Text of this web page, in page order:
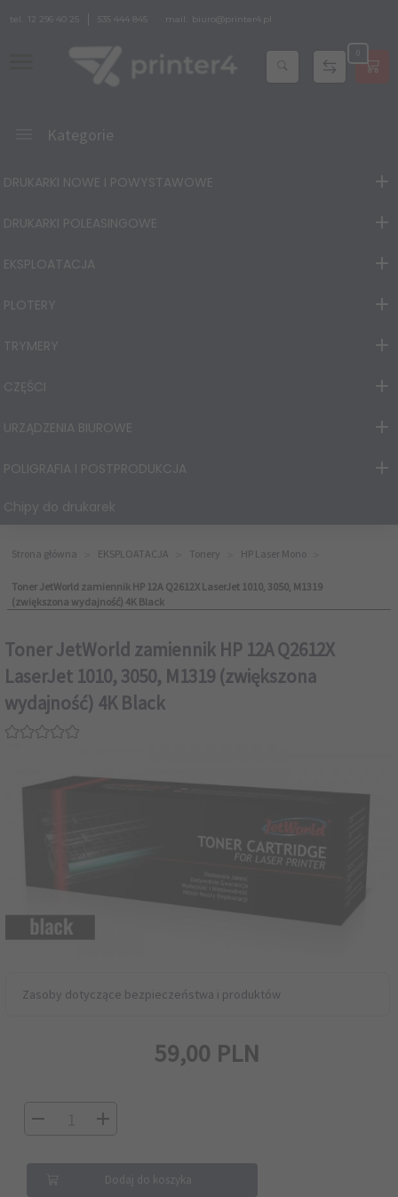
tel. 12 296 40 25 535 444 845 mail: biuro@printer4.pl
Kategorie
DRUKARKI NOWE I POWYSTAWOWE
DRUKARKI POLEASINGOWE
EKSPLOATACJA
PLOTERY
TRYMERY
CZĘŚCI
URZĄDZENIA BIUROWE
POLIGRAFIA I POSTPRODUKCJA
Chipy do drukarek
Strona główna EKSPLOATACJA Tonery HP Laser Mono
Toner JetWorld zamiennik HP 12A Q2612X LaserJet 1010, 3050, M1319
(zwiększona wydajność) 4K Black
Toner JetWorld zamiennik HP 12A Q2612X
LaserJet 1010, 3050, M1319 (zwiększona
wydajność) 4K Black
Zasoby dotyczące bezpieczeństwa i produktów
59,00 PLN
Dodaj do koszyka